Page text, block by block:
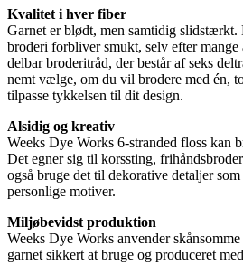
Kvalitet i hver fiber
Garnet er blødt, men samtidig
broderi forbliver smukt, selv efter mange
delbar broderitråd, der består af seks
nemt vælge, om du vil brodere med én,
tilpasse tykkelsen til dit design.
Alsidig og kreativ
Weeks Dye Works 6-stranded floss kan
Det egner sig til korssting,
også bruge det til dekorative detaljer
personlige motiver.
Miljøbevidst produktion
Weeks Dye Works anvender
garnet sikkert at bruge og produceret